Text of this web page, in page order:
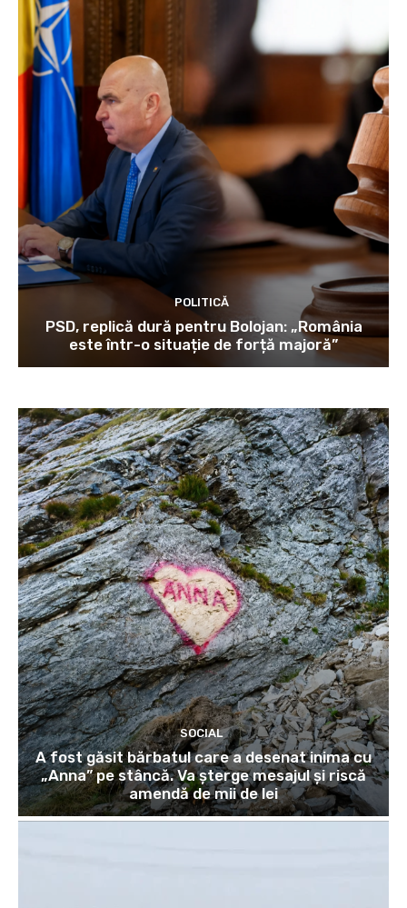
POLITICĂ
PSD, replică dură pentru Bolojan: „România
este într-o situație de forță majoră”
SOCIAL
A fost găsit bărbatul care a desenat inima cu
„Anna” pe stâncă. Va șterge mesajul și riscă
amendă de mii de lei